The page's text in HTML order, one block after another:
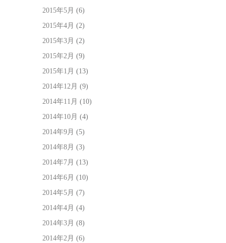
2015年5月 (6)
2015年4月 (2)
2015年3月 (2)
2015年2月 (9)
2015年1月 (13)
2014年12月 (9)
2014年11月 (10)
2014年10月 (4)
2014年9月 (5)
2014年8月 (3)
2014年7月 (13)
2014年6月 (10)
2014年5月 (7)
2014年4月 (4)
2014年3月 (8)
2014年2月 (6)